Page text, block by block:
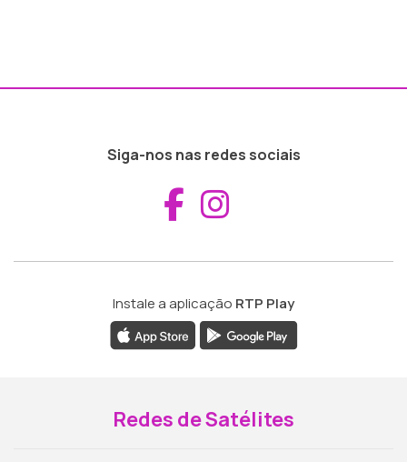
Siga-nos nas redes sociais
Aceder ao
Instale a aplicação RTP Play
Redes de Satélites